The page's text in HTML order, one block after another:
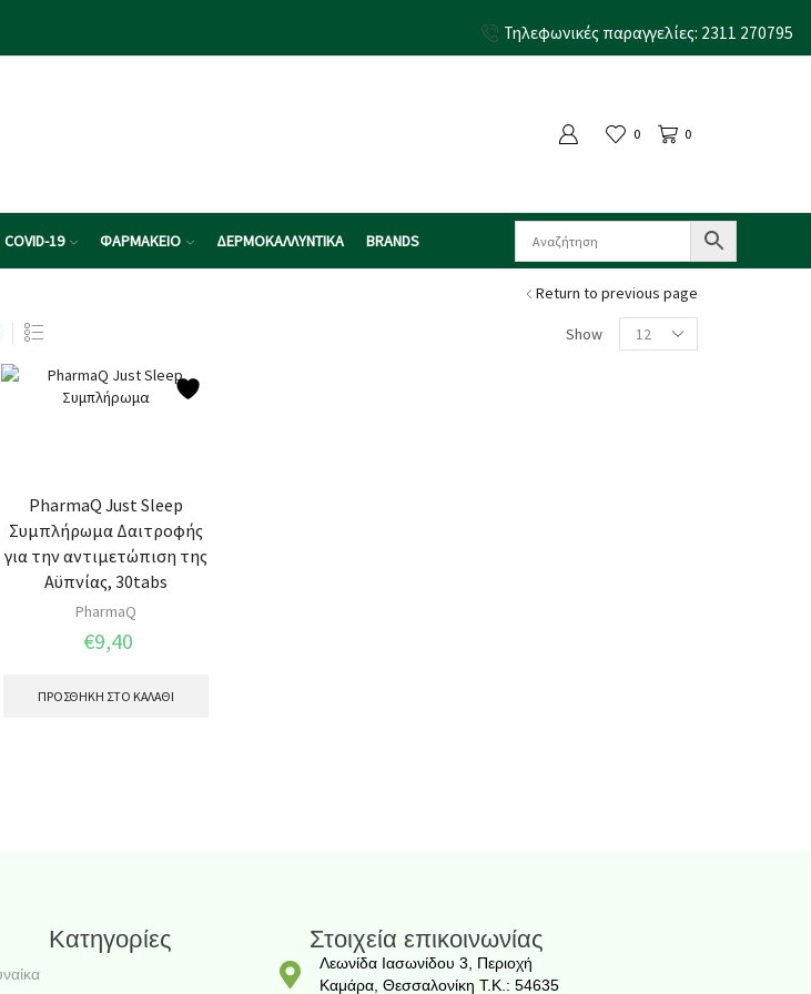
Τηλεφωνικές παραγγελίες: 2311 270795
0 0
COVID-19 ΦΑΡΜΑΚΕΙΟ ΔΕΡΜΟΚΑΛΛΥΝΤΙΚΑ BRANDS
Return to previous page
Show
PharmaQ Just Sleep
Συμπλήρωμα Δαιτροφής
για την αντιμετώπιση της
Αϋπνίας, 30tabs
PharmaQ
€9,40
ΠΡΟΣΘΉΚΗ ΣΤΟ ΚΑΛΆΘΙ
Κατηγορίες Στοιχεία επικοινωνίας
Λεωνίδα Ιασωνίδου 3, Περιοχή
Καμάρα, Θεσσαλονίκη T.K.: 54635